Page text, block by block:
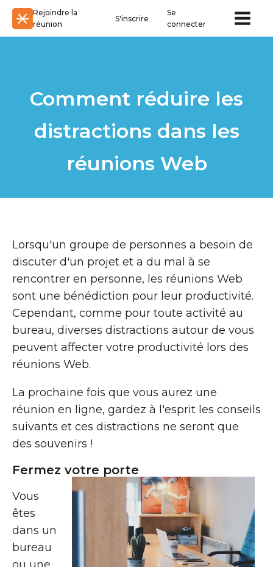
Rejoindre la
réunion
S'inscrire
Se
connecter
Comment réduire les
distractions dans les
réunions Web
Lorsqu'un groupe de personnes a besoin de
discuter d'un projet et a du mal à se
rencontrer en personne, les réunions Web
sont une bénédiction pour leur productivité.
Cependant, comme pour toute activité au
bureau, diverses distractions autour de vous
peuvent affecter votre productivité lors des
réunions Web.
La prochaine fois que vous aurez une
réunion en ligne, gardez à l'esprit les conseils
suivants et ces distractions ne seront que
des souvenirs !
Fermez votre porte
Vous
êtes
dans un
bureau